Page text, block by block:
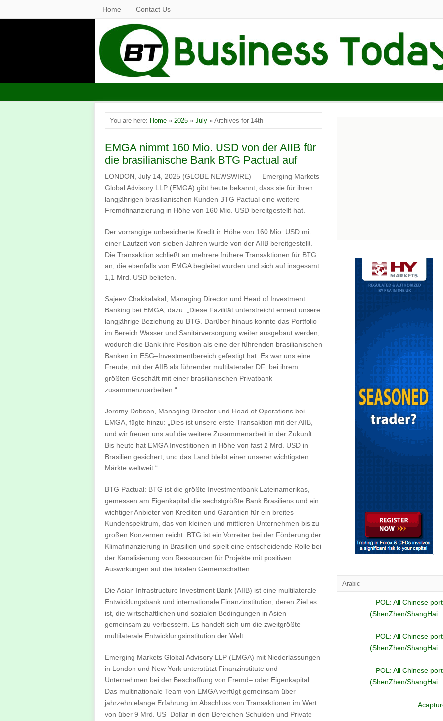
Home Contact Us
You are here: Home » 2025 » July » Archives for 14th
EMGA nimmt 160 Mio. USD von der AIIB für
die brasilianische Bank BTG Pactual auf
LONDON, July 14, 2025 (GLOBE NEWSWIRE) — Emerging Markets
Global Advisory LLP (EMGA) gibt heute bekannt, dass sie für ihren
langjährigen brasilianischen Kunden BTG Pactual eine weitere
Fremdfinanzierung in Höhe von 160 Mio. USD bereitgestellt hat.
Der vorrangige unbesicherte Kredit in Höhe von 160 Mio. USD mit
einer Laufzeit von sieben Jahren wurde von der AIIB bereitgestellt.
Die Transaktion schließt an mehrere frühere Transaktionen für BTG
an, die ebenfalls von EMGA begleitet wurden und sich auf insgesamt
1,1 Mrd. USD beliefen.
Sajeev Chakkalakal, Managing Director und Head of Investment
Banking bei EMGA, dazu: „Diese Fazilität unterstreicht erneut unsere
langjährige Beziehung zu BTG. Darüber hinaus konnte das Portfolio
im Bereich Wasser und Sanitärversorgung weiter ausgebaut werden,
wodurch die Bank ihre Position als eine der führenden brasilianischen
Banken im ESG–Investmentbereich gefestigt hat. Es war uns eine
Freude, mit der AIIB als führender multilateraler DFI bei ihrem
größten Geschäft mit einer brasilianischen Privatbank
zusammenzuarbeiten.“
Jeremy Dobson, Managing Director und Head of Operations bei
EMGA, fügte hinzu: „Dies ist unsere erste Transaktion mit der AIIB,
und wir freuen uns auf die weitere Zusammenarbeit in der Zukunft.
Bis heute hat EMGA Investitionen in Höhe von fast 2 Mrd. USD in
Brasilien gesichert, und das Land bleibt einer unserer wichtigsten
Märkte weltweit.“
BTG Pactual: BTG ist die größte Investmentbank Lateinamerikas,
gemessen am Eigenkapital die sechstgrößte Bank Brasiliens und ein
wichtiger Anbieter von Krediten und Garantien für ein breites
Kundenspektrum, das von kleinen und mittleren Unternehmen bis zu
großen Konzernen reicht. BTG ist ein Vorreiter bei der Förderung der
Klimafinanzierung in Brasilien und spielt eine entscheidende Rolle bei
der Kanalisierung von Ressourcen für Projekte mit positiven
Auswirkungen auf die lokalen Gemeinschaften.
Die Asian Infrastructure Investment Bank (AIIB) ist eine multilaterale
Entwicklungsbank und internationale Finanzinstitution, deren Ziel es
ist, die wirtschaftlichen und sozialen Bedingungen in Asien
gemeinsam zu verbessern. Es handelt sich um die zweitgrößte
multilaterale Entwicklungsinstitution der Welt.
Emerging Markets Global Advisory LLP (EMGA) mit Niederlassungen
in London und New York unterstützt Finanzinstitute und
Unternehmen bei der Beschaffung von Fremd– oder Eigenkapital.
Das multinationale Team von EMGA verfügt gemeinsam über
jahrzehntelange Erfahrung im Abschluss von Transaktionen im Wert
von über 9 Mrd. US–Dollar in den Bereichen Schulden und Private
Arabic
POL: All Chinese
(ShenZhen/
POL: All Chinese
(ShenZhen/
POL: All Chinese
(ShenZhen/